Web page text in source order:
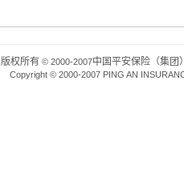
版权所有 © 2000-2007中国平安保险（集团
Copyright © 2000-2007 PING AN